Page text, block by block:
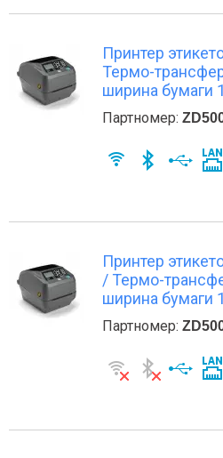
Принтер
Термо-
ширина бумаги
Партномер:
Принтер
/ Термо-
ширина бумаги
Партномер: